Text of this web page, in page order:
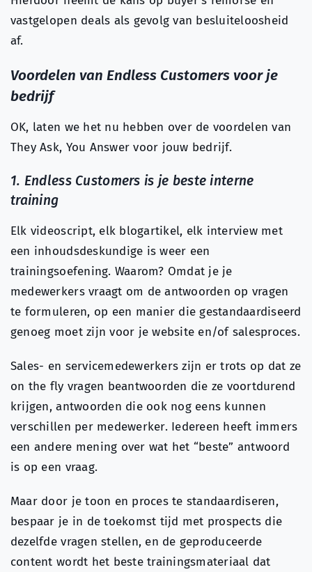
vastgelopen deals als gevolg van besluiteloosheid
af.
Voordelen van Endless Customers voor je
bedrijf
OK, laten we het nu hebben over de voordelen van
They Ask, You Answer voor jouw bedrijf.
1. Endless Customers is je beste interne
training
Elk videoscript, elk blogartikel, elk interview met
een inhoudsdeskundige is weer een
trainingsoefening. Waarom? Omdat je je
medewerkers vraagt om de antwoorden op vragen
te formuleren, op een manier die gestandaardiseerd
genoeg moet zijn voor je website en/of salesproces.
Sales- en servicemedewerkers zijn er trots op dat ze
on the fly vragen beantwoorden die ze voortdurend
krijgen, antwoorden die ook nog eens kunnen
verschillen per medewerker. Iedereen heeft immers
een andere mening over wat het “beste” antwoord
is op een vraag.
Maar door je toon en proces te standaardiseren,
bespaar je in de toekomst tijd met prospects die
dezelfde vragen stellen, en de geproduceerde
content wordt het beste trainingsmateriaal dat